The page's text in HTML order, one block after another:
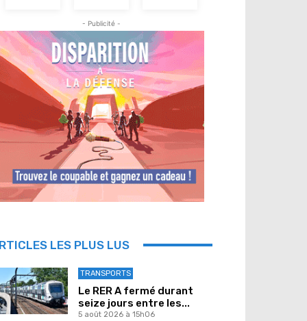
- Publicité -
LES PLUS LUS
TRANSPORTS
Le RER A fermé durant
seize jours entre les...
5 août 2026 à 15h06